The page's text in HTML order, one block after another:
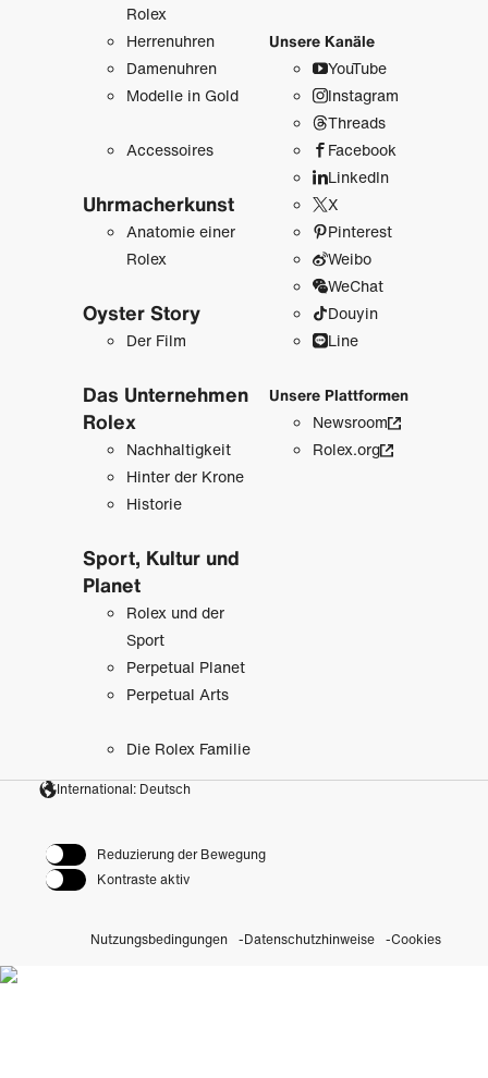
Rolex
Herrenuhren
Damenuhren
Modelle in Gold
Accessoires
Uhrmacher­kunst
Anatomie einer
Rolex
Oyster Story
Der Film
Das Unternehmen
Rolex
Nachhaltigkeit
Hinter der Krone
Historie
Sport, Kultur und
Planet
Rolex und der
Sport
Perpetual Planet
Perpetual Arts
Die Rolex Familie
Unsere Kanäle
YouTube
Instagram
Threads
Facebook
LinkedIn
X
Pinterest
Weibo
WeChat
Douyin
Line
Unsere Plattformen
Newsroom
Rolex.org
International: Deutsch
Reduzierung der Bewegung
Kontraste aktiv
Nutzungsbedingungen Datenschutzhinweise Cookies